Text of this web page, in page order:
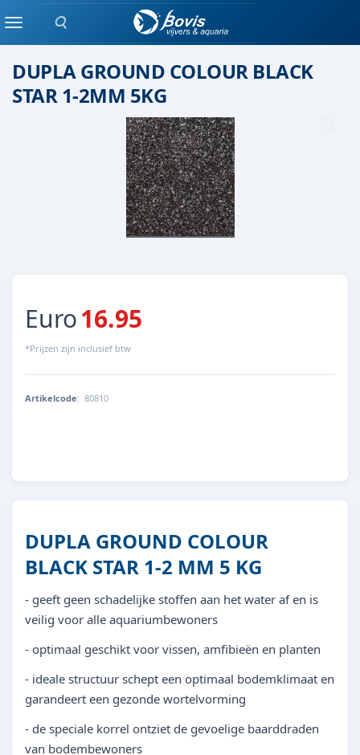
Zoeken
Menu(quarts) Grind
DUPLA GROUND COLOUR BLACK
STAR 1-2MM 5KG
Euro16.95
*Prijzen zijn inclusief btw
Artikelcode: 80810
DUPLA GROUND COLOUR
BLACK STAR 1-2 MM 5 KG
- geeft geen schadelijke stoffen aan het water af en is
veilig voor alle aquariumbewoners
- optimaal geschikt voor vissen, amfibieën en planten
- ideale structuur schept een optimaal bodemklimaat en
garandeert een gezonde wortelvorming
- de speciale korrel ontziet de gevoelige baarddraden
van bodembewoners